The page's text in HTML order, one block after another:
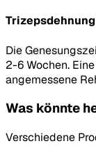
Die
2-6 Wochen.
angemessene
Was könnte
Verschiedene